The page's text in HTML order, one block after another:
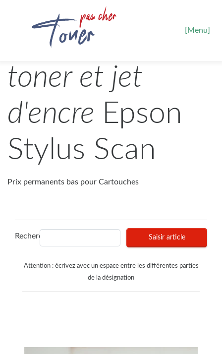
[Menu]
toner et jet
d'encre Epson
Stylus Scan
Prix permanents bas pour Cartouches
Recherches Saisir article
Attention : écrivez avec un espace entre les différentes parties
de la désignation